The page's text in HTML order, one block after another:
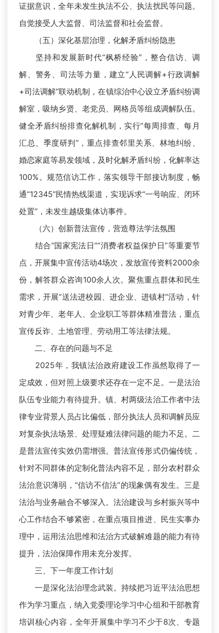
证据意识，全年未发生执法不公、执法扰民等问题。
自觉接受人大监督、司法监督和社会监督。
（五）深化基层治理，化解矛盾纠纷隐患
坚持和发展新时代“枫桥经验”，整合信访、调
解、警务、司法等力量，建立“人民调解+行政调解
+司法调解”联动机制，在镇综治中心设立矛盾纠纷调
解室，吸纳乡贤、老党员、网格员等组成调解队伍。
健全矛盾纠纷排查化解机制，实行“每周排查、每月
汇总、季度研判”，重点排查邻里关系、林地纠纷、
婚恋家庭等易发领域，及时化解矛盾纠纷，化解率达
100%。规范信访工作，落实领导干部接访制度，畅
通“12345”民情热线渠道，实现诉求“一号响应、闭环
处置”，未发生越级集体访事件。
（六）创新普法宣传，营造尊法学法氛围
结合“国家宪法日”“消费者权益保护日”等重要节
点，开展集中宣传活动4场次，发放宣传资料2000余
份，解答群众咨询100余人次。聚焦重点群体和民生
需求，开展“送法进校园、进企业、进镇村”活动，针
对青少年、老年人、企业职工等群体精准普法，重点
宣传反诈、土地管理、劳动用工等法律法规。
二、存在的问题与不足
2025年，我镇法治政府建设工作虽然取得了一
定成效，但对照上级要求还存在一定不足。一是法治
队伍专业能力有待提升。镇、村两级法治工作者中法
律专业背景人员占比偏低，部分执法人员和调解员应
对复杂执法场景、处理疑难法律问题的能力不足。二
是普法宣传实效仍需增强。普法宣传形式仍偏传统，
针对不同群体的定制化普法内容不足，部分农村群众
法治意识薄弱，“信访不信法”的现象偶有发生。三是
法治与业务融合不够深入。法治建设与乡村振兴等中
心工作结合不够紧密，在重点项目推进、民生实事办
理中，运用法治思维和法治方式破解难题的能力有待
提升，法治保障作用未充分发挥。
三、下一年度工作计划
一是深化法治理念武装。持续把习近平法治思想
作为学习重点，纳入党委理论学习中心组和干部教育
培训核心内容，全年开展集中学习不少于8次、专题